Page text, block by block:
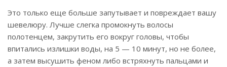
Это только еще больше запутывает и повреждает вашу
шевелюру. Лучше слегка промокнуть волосы
полотенцем, закрутить его вокруг головы, чтобы
впитались излишки воды, на 5 — 10 минут, но не более,
а затем высушить феном либо встряхнуть пальцами и